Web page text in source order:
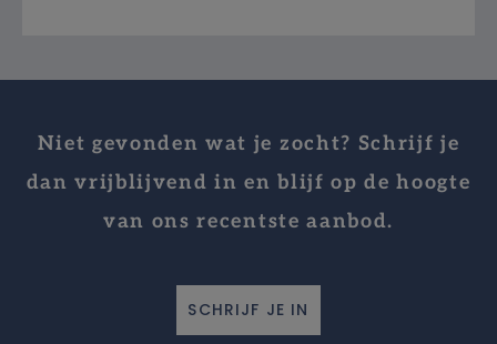
Niet gevonden wat je zocht? Schrijf je
dan vrijblijvend in en blijf op de hoogte
van ons recentste aanbod.
SCHRIJF JE IN